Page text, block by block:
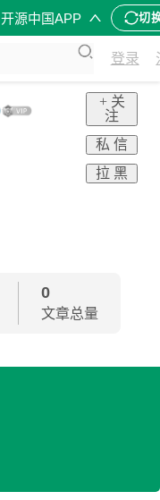
开源中国APP 切
登录
+ 关
注
私 信
拉 黑
0
文章总量